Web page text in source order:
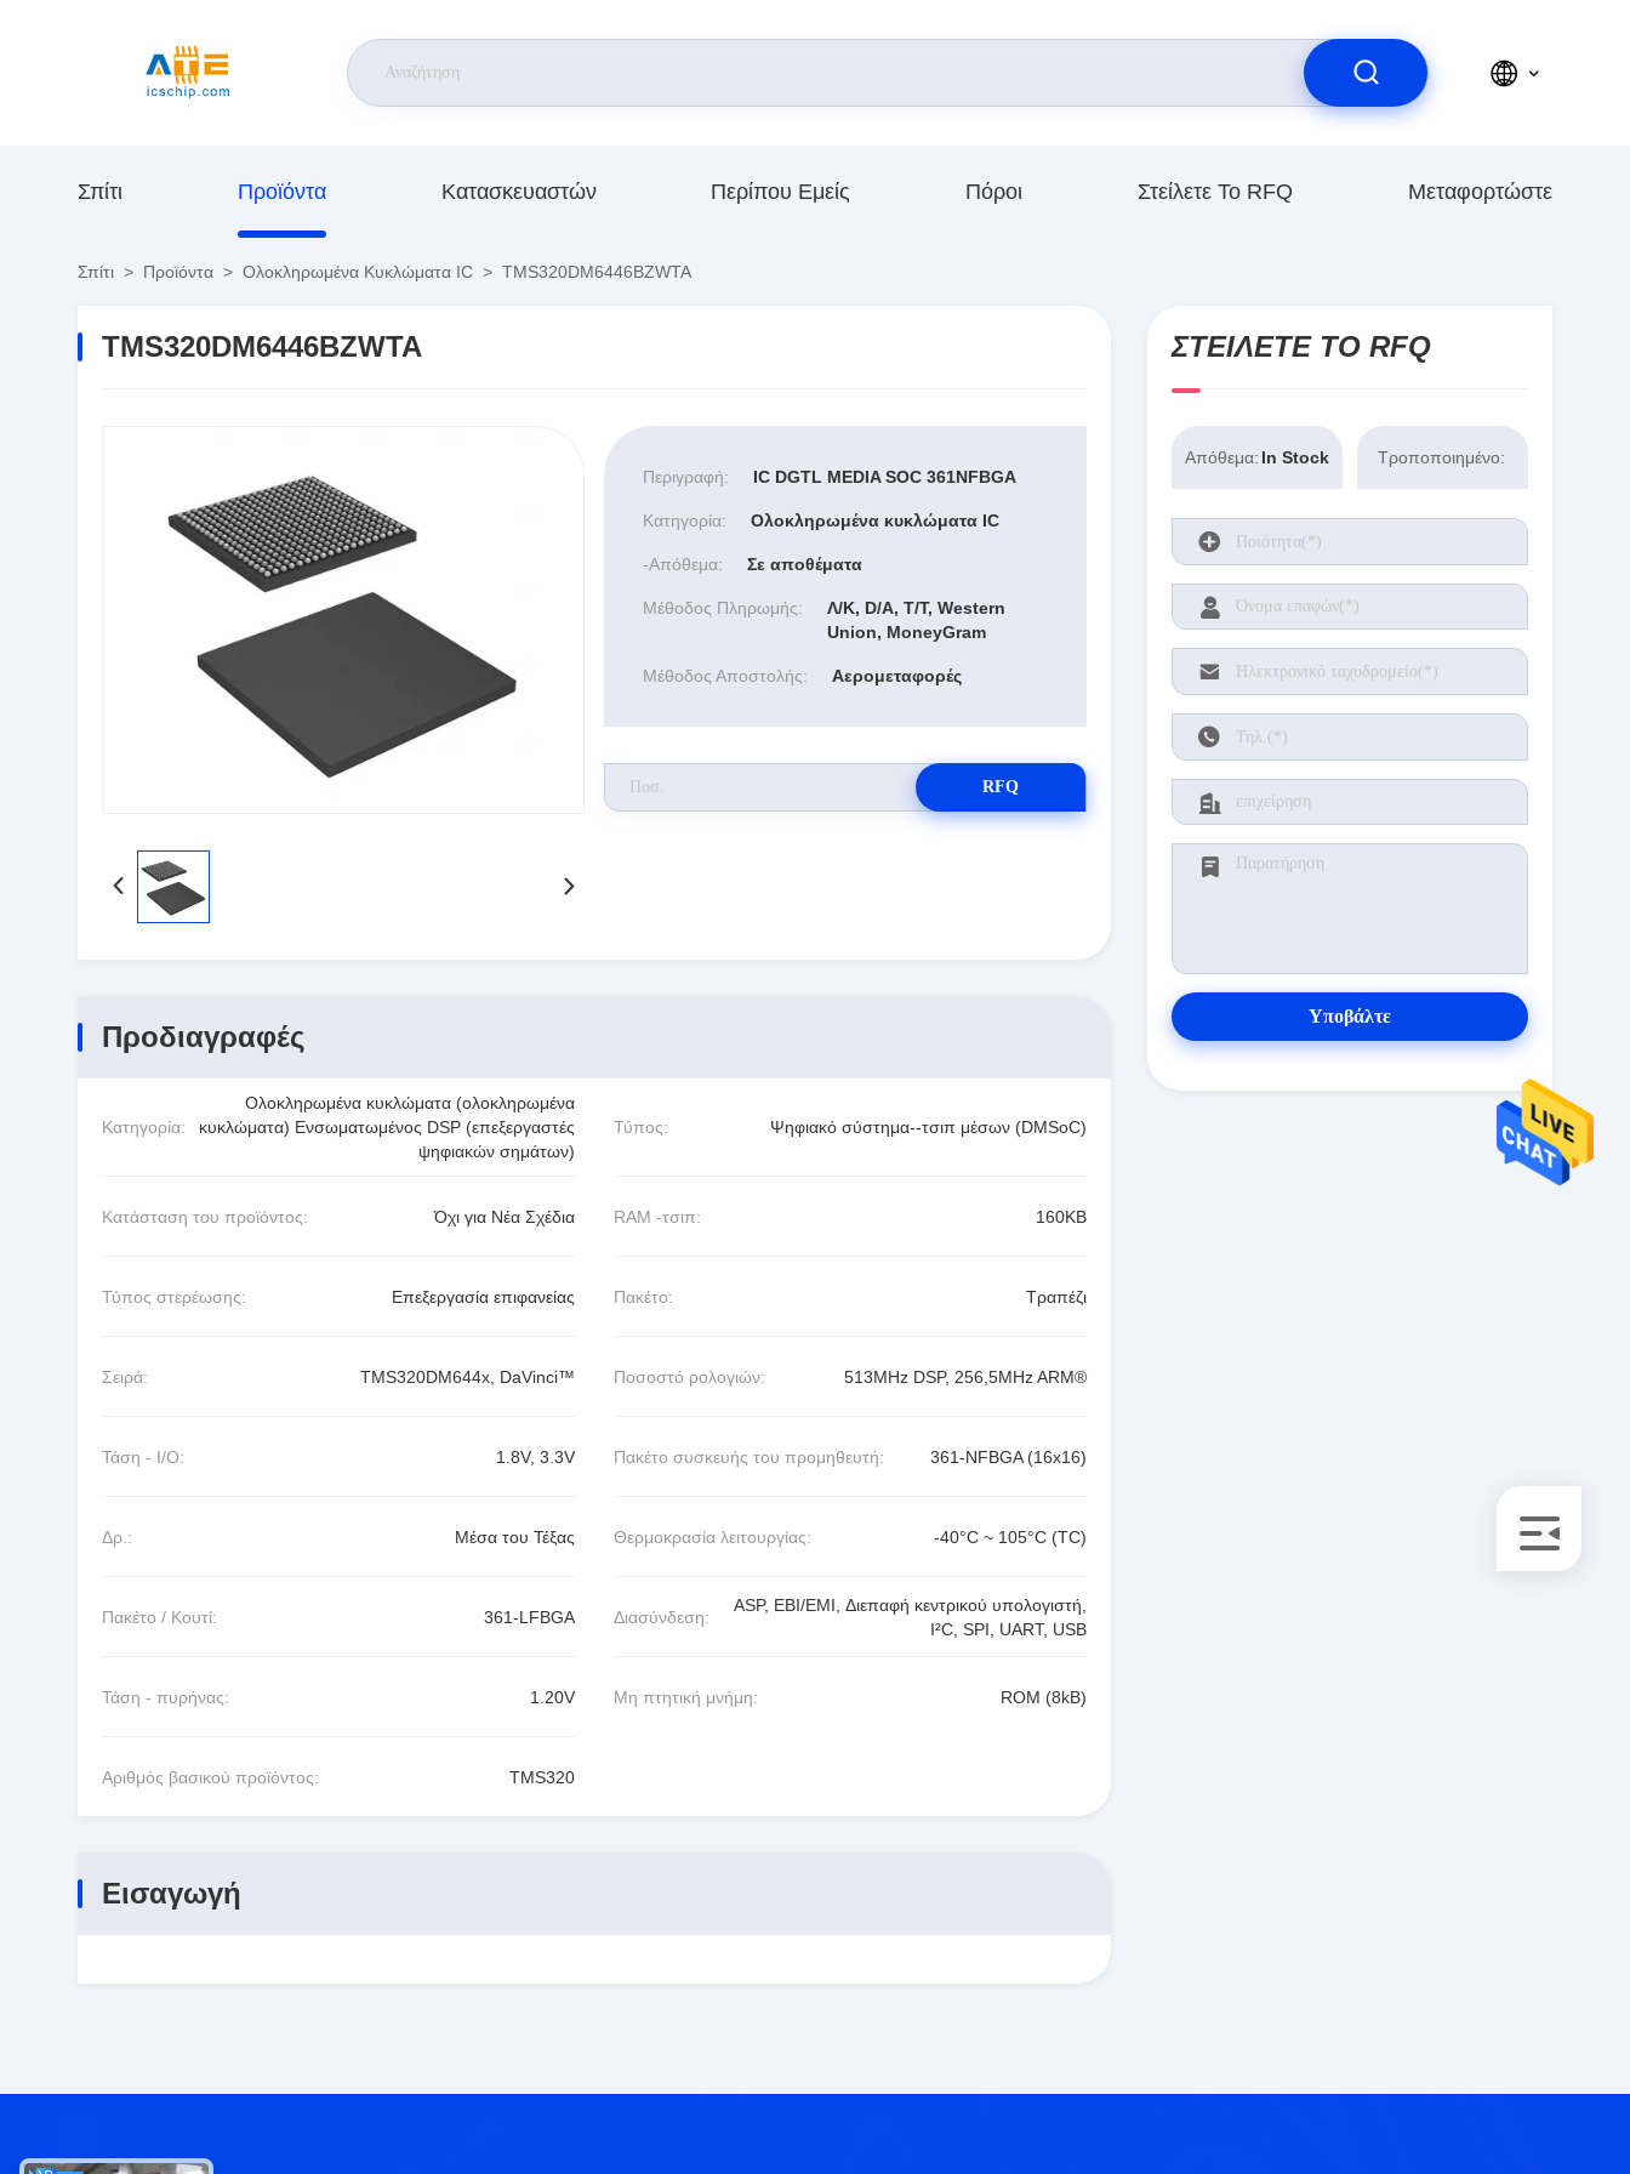
Σπίτι Προϊόντα Κατασκευαστών Περίπου Εμείς Πόροι Στείλετε Το RFQ Μεταφορτώστε
Σπίτι > Προϊόντα > Ολοκληρωμένα Κυκλώματα IC > TMS320DM6446BZWTA
TMS320DM6446BZWTA
Περιγραφή: IC DGTL MEDIA SOC 361NFBGA
Κατηγορία: Ολοκληρωμένα κυκλώματα IC
-απόθεμα: Σε αποθέματα
Μέθοδος Πληρωμής:
Λ/Κ, D/A, T/T, Western
Union, MoneyGram
Μέθοδος Αποστολής: Αερομεταφορές
RFQ
Προδιαγραφές
Κατηγορία:
Ολοκληρωμένα κυκλώματα (ολοκληρωμένα
κυκλώματα) Ενσωματωμένος DSP (επεξεργαστές
ψηφιακών σημάτων)
Τύπος: Ψηφιακό σύστημα--τσιπ μέσων (DMSoC)
Κατάσταση του προϊόντος: Όχι για Νέα Σχέδια RAM -τσιπ: 160KB
Τύπος στερέωσης: Επεξεργασία επιφανείας Πακέτο: Τραπέζι
Σειρά: TMS320DM644x, DaVinci™ Ποσοστό ρολογιών: 513MHz DSP, 256,5MHz ARM®
Τάση - I/O: 1.8V, 3.3V Πακέτο συσκευής του προμηθευτή: 361-NFBGA (16x16)
Δρ.: Μέσα του Τέξας Θερμοκρασία λειτουργίας: -40°C ~ 105°C (TC)
Πακέτο / Κουτί: 361-LFBGA Διασύνδεση:
ASP, EBI/EMI, Διεπαφή κεντρικού υπολογιστή,
I²C, SPI, UART, USB
Τάση - πυρήνας: 1.20V Μη πτητική μνήμη: ROM (8kB)
Αριθμός βασικού προϊόντος: TMS320
Εισαγωγή
ΣΤΕΊΛΕΤΕ ΤΟ RFQ
Απόθεμα: In Stock Τροποποιημένο:
Υποβάλτε